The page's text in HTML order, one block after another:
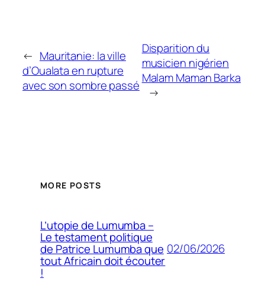
← Mauritanie: la ville
d’Oualata en rupture
avec son sombre passé
Disparition du
musicien nigérien
Malam Maman Barka
→
MORE POSTS
L’utopie de Lumumba –
Le testament politique
de Patrice Lumumba que
tout Africain doit écouter
!
02/06/2026